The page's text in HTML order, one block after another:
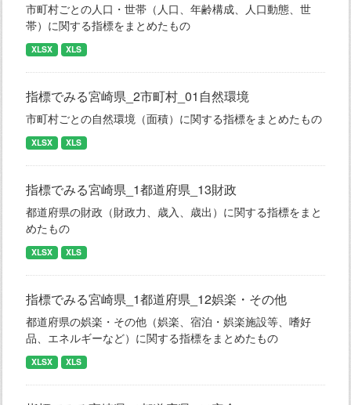
市町村ごとの人口・世帯（人口、年齢構成、人口動態、世
帯）に関する指標をまとめたもの
XLSX XLS
指標でみる宮崎県_2市町村_01自然環境
市町村ごとの自然環境（面積）に関する指標をまとめたもの
XLSX XLS
指標でみる宮崎県_1都道府県_13財政
都道府県の財政（財政力、歳入、歳出）に関する指標をまと
めたもの
XLSX XLS
指標でみる宮崎県_1都道府県_12娯楽・その他
都道府県の娯楽・その他（娯楽、宿泊・娯楽施設等、嗜好
品、エネルギーなど）に関する指標をまとめたもの
XLSX XLS